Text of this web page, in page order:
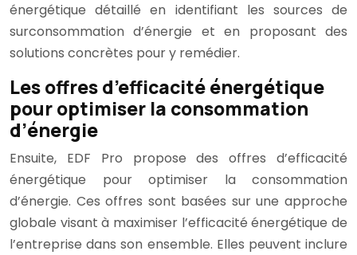
énergétique détaillé en identifiant les sources de
surconsommation d’énergie et en proposant des
solutions concrètes pour y remédier.
Les offres d’efficacité énergétique
pour optimiser la consommation
d’énergie
Ensuite, EDF Pro propose des offres d’efficacité
énergétique pour optimiser la consommation
d’énergie. Ces offres sont basées sur une approche
globale visant à maximiser l’efficacité énergétique de
l’entreprise dans son ensemble. Elles peuvent inclure